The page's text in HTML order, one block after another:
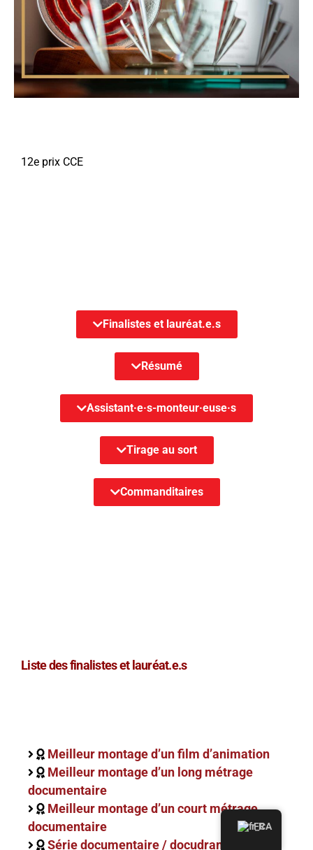
12e prix CCE
Finalistes et lauréat.e.s
Résumé
Assistant·e·s-monteur·euse·s
Tirage au sort
Commanditaires
Liste des finalistes et lauréat.e.s
Meilleur montage d’un film d’animation
Meilleur montage d’un long métrage
documentaire
Meilleur montage d’un court métrage
documentaire
Série documentaire / docudrame /
FR